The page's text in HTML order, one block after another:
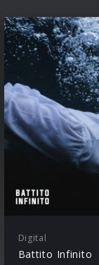
Digital
Battito Infinito